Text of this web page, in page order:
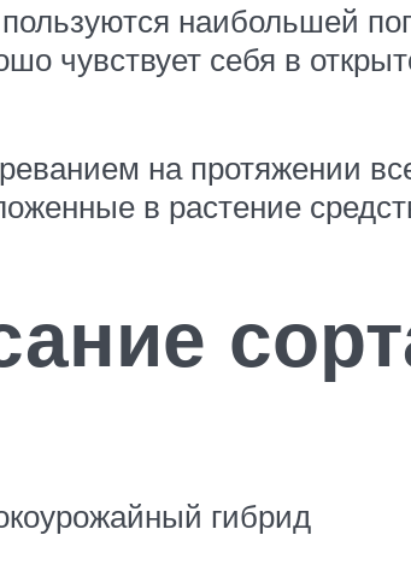
наибольшей
чувствует себя в
на протяжении
в растение
гибрид